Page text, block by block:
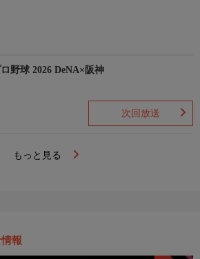
野球 2026 DeNA×阪神
次回放送
もっと見る
報